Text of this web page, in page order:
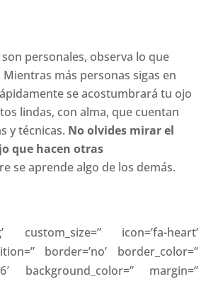
personales, observa lo que
Mientras más personas sigas en
se acostumbrará tu ojo
lindas, con alma, que cuentan
y técnicas. No olvides mirar el
que hacen otras
se aprende algo de los demás.
custom_size=” icon=’fa-heart’
border=’no’ border_color=”
background_color=” margin=”